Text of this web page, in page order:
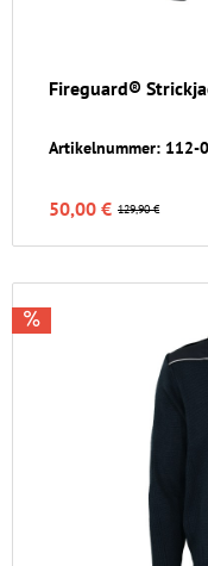
Fireguard®
Artikelnummer: 112-
129,90 €
50,00 €